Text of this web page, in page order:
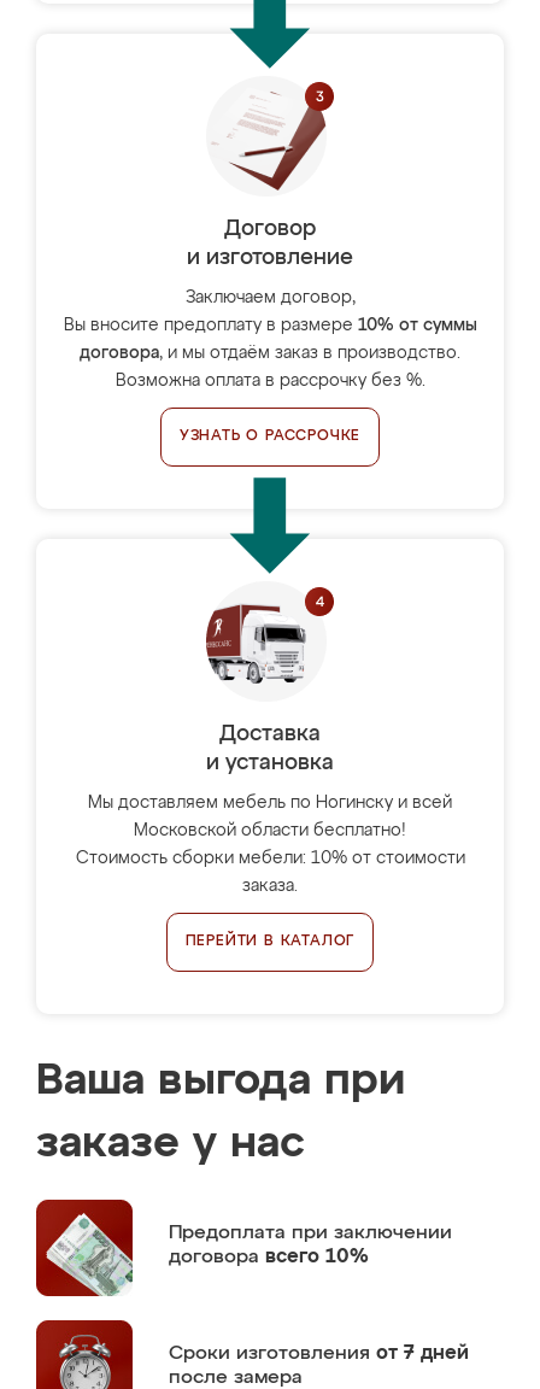
Договор
и изготовление
Заключаем договор,
Вы вносите предоплату в размере 10% от суммы
договора, и мы отдаём заказ в производство.
Возможна оплата в рассрочку без %.
УЗНАТЬ О РАССРОЧКЕ
Доставка
и установка
Мы доставляем мебель по Ногинску и всей
Московской области бесплатно!
Стоимость сборки мебели: 10% от стоимости
заказа.
ПЕРЕЙТИ В КАТАЛОГ
Ваша выгода при
заказе у нас
Предоплата при заключении
договора всего 10%
Сроки изготовления от 7 дней
после замера